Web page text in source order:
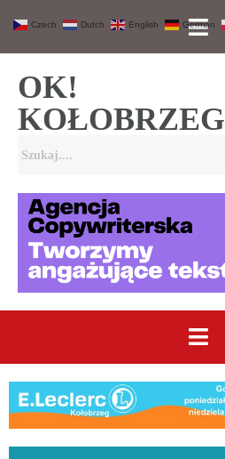
OK!
KOŁOBRZEG
Czech Dutch English German